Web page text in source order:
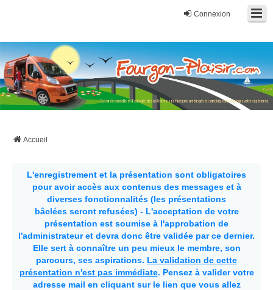
Connexion
Fourgon-plaisir.com
Forum de conseils et d'entraide des utilisateurs de fourgons, fourgons
aménagés, vans et de camping-car. Partagez votre expérience.
Accueil
L'enregistrement et la présentation sont obligatoires
pour avoir accès aux contenus des messages et à
diverses fonctionnalités (les présentations
bâclées seront refusées) - L'acceptation de votre
présentation est soumise à l'approbation de
l'administrateur et devra donc être validée par ce dernier.
Elle sert à connaître un peu mieux le membre, son
parcours, ses aspirations. La validation de cette
présentation n'est pas immédiate. Pensez à valider votre
adresse mail en cliquant sur le lien que vous allez